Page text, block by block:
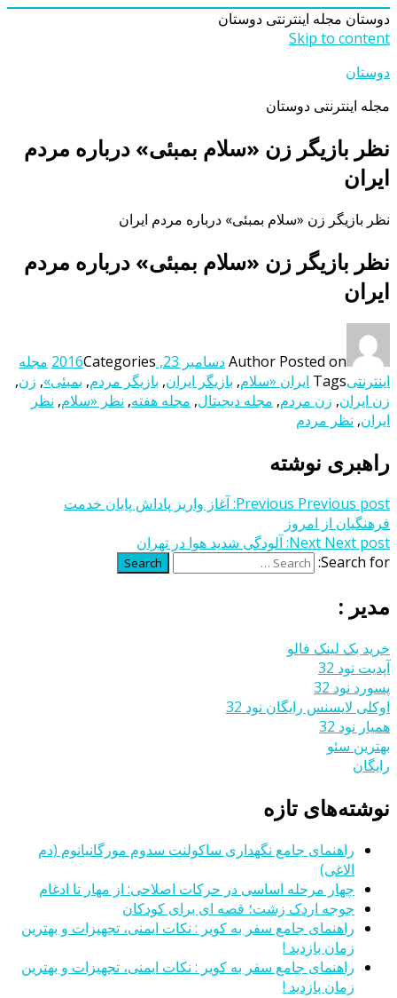
دوستان مجله اینترنتی دوستان
Skip to content
دوستان
مجله اینترنتی دوستان
نظر بازیگر زن «سلام بمبئی»‌ درباره مردم
ایران
نظر بازیگر زن «سلام بمبئی»‌ درباره مردم ایران
نظر بازیگر زن «سلام بمبئی»‌ درباره مردم
ایران
Author Posted on دسامبر 23, 2016 Categories
مجله
اینترنتیTags ایران «سلام, بازیگر ایران, بازیگر مردم, بمبئی», زن,
زن ایران, زن مردم, مجله دیجیتال, مجله هفته, نظر «سلام, نظر
ایران, نظر مردم
راهبری نوشته
Previous Previous post:
آغاز واریز پاداش پایان خدمت
فرهنگیان از امروز
Next Next post:
آلودگی شدید هوا در تهران
Search for:
Search
مدیر :
خرید بک لینک فالو
آپدیت نود 32
پسورد نود 32
اوکلی لایسنس رایگان نود 32
همیار نود 32
بهترین سئو
رایگان
نوشته‌های تازه
راهنمای جامع نگهداری ساکولنت سدوم مورگانیانوم (دم
الاغی)
چهار مرحله اساسی در حرکات اصلاحی: از مهار تا ادغام
جوجه اردک زشت؛ قصه ای برای کودکان
راهنمای جامع سفر به کویر : نکات ایمنی، تجهیزات و بهترین
زمان بازدید !
راهنمای جامع سفر به کویر : نکات ایمنی، تجهیزات و بهترین
زمان بازدید !